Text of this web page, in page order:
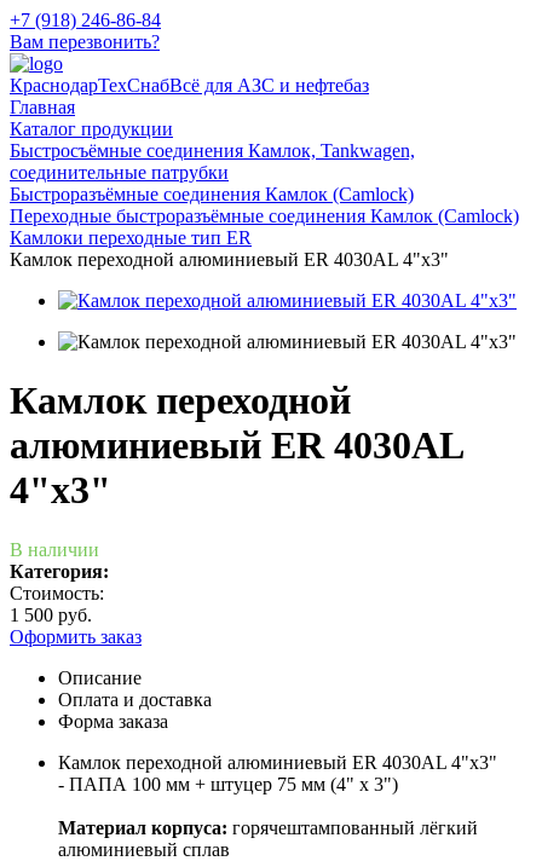
+7 (918) 246-86-84
Вам перезвонить?
КраснодарТехСнабВсё для АЗС и нефтебаз
Главная
Каталог продукции
Быстросъёмные соединения Камлок, Tankwagen,
соединительные патрубки
Быстроразъёмные соединения Камлок (Camlock)
Переходные быстроразъёмные соединения Камлок (Camlock)
Камлоки переходные тип ER
Камлок переходной алюминиевый ER 4030AL 4"x3"
Камлок переходной
алюминиевый ER 4030AL
4"x3"
В наличии
Категория:
Стоимость:
1 500 руб.
Оформить заказ
Описание
Оплата и доставка
Форма заказа
Камлок переходной алюминиевый ER 4030AL 4"x3"
- ПАПА 100 мм + штуцер 75 мм (4" х 3")
Материал корпуса: горячештампованный лёгкий
алюминиевый сплав